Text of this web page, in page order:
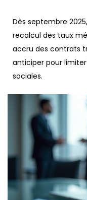
Dès septembre
recalcul des taux
accru des contrats
anticiper pour
sociales.